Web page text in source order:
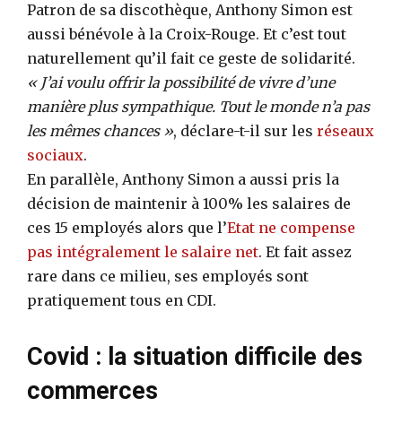
Patron de sa discothèque, Anthony Simon est
aussi bénévole à la Croix-Rouge. Et c’est tout
naturellement qu’il fait ce geste de solidarité.
« J’ai voulu offrir la possibilité de vivre d’une
manière plus sympathique. Tout le monde n’a pas
les mêmes chances », déclare-t-il sur les réseaux
sociaux.
En parallèle, Anthony Simon a aussi pris la
décision de maintenir à 100% les salaires de
ces 15 employés alors que l’Etat ne compense
pas intégralement le salaire net. Et fait assez
rare dans ce milieu, ses employés sont
pratiquement tous en CDI.
Covid : la situation difficile des
commerces